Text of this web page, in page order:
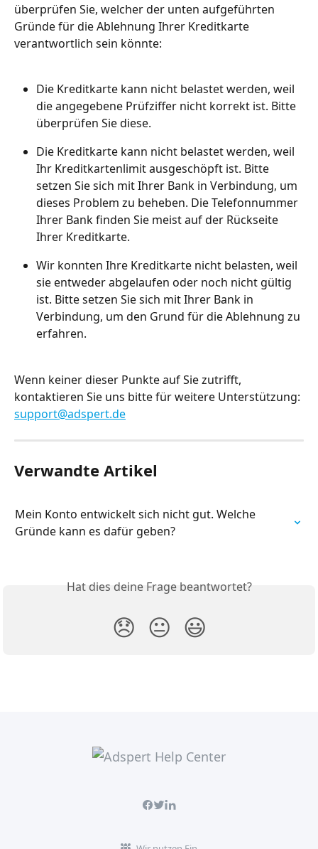
überprüfen Sie, welcher der unten aufgeführten
Gründe für die Ablehnung Ihrer Kreditkarte
verantwortlich sein könnte:
Die Kreditkarte kann nicht belastet werden, weil
die angegebene Prüfziffer nicht korrekt ist. Bitte
überprüfen Sie diese.
Die Kreditkarte kann nicht belastet werden, weil
Ihr Kreditkartenlimit ausgeschöpft ist. Bitte
setzen Sie sich mit Ihrer Bank in Verbindung, um
dieses Problem zu beheben. Die Telefonnummer
Ihrer Bank finden Sie meist auf der Rückseite
Ihrer Kreditkarte.
Wir konnten Ihre Kreditkarte nicht belasten, weil
sie entweder abgelaufen oder noch nicht gültig
ist. Bitte setzen Sie sich mit Ihrer Bank in
Verbindung, um den Grund für die Ablehnung zu
erfahren.
Wenn keiner dieser Punkte auf Sie zutrifft,
kontaktieren Sie uns bitte für weitere Unterstützung:
support@adspert.de
Verwandte Artikel
Mein Konto entwickelt sich nicht gut. Welche
Gründe kann es dafür geben?
Hat dies deine Frage beantwortet?
😞 😐 😃